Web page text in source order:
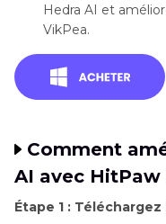
Hedra AI et
VikPea.
Comment
AI avec HitPaw
Étape 1 :